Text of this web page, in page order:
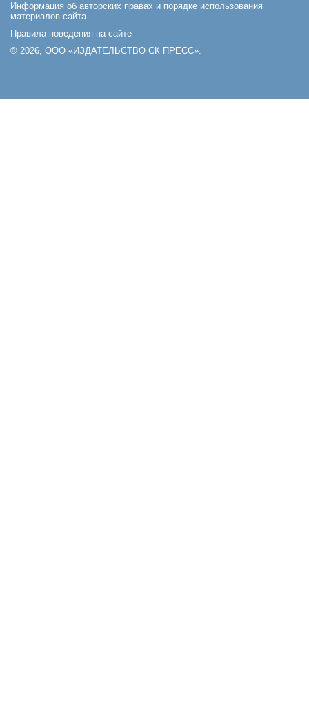
Информация об авторских правах и порядке использования
материалов сайта
Правила поведения на сайте
© 2026, ООО «ИЗДАТЕЛЬСТВО СК ПРЕСС».